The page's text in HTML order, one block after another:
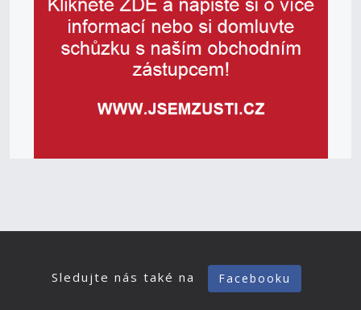
Sledujte nás také na Facebooku